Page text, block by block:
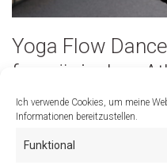
Ich verwende Cookies, um meine
Informationen bereitzustellen.
Funktional
Yoga Flow
französischen
06.04.2023